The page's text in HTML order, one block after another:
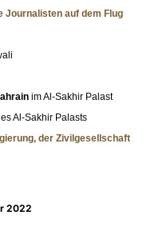
Journalisten auf dem Flug
im Al-Sakhir Palast
Al-Sakhir Palasts
der Zivilgesellschaft
2022